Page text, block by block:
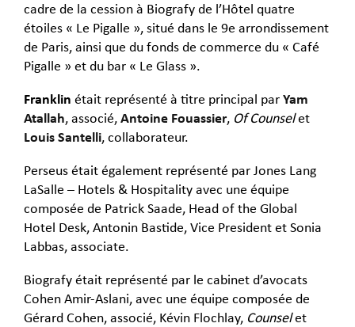
cadre de la cession à Biografy de l’Hôtel quatre
étoiles « Le Pigalle », situé dans le 9e arrondissement
de Paris, ainsi que du fonds de commerce du « Café
Pigalle » et du bar « Le Glass ».
Franklin était représenté à titre principal par Yam
Atallah, associé, Antoine Fouassier, Of Counselet
Louis Santelli, collaborateur.
Perseus était également représenté par Jones Lang
LaSalle – Hotels & Hospitality avec une équipe
composée de Patrick Saade, Head of the Global
Hotel Desk, Antonin Bastide, Vice President et Sonia
Labbas, associate.
Biografy était représenté par le cabinet d’avocats
Cohen Amir-Aslani, avec une équipe composée de
Gérard Cohen, associé, Kévin Flochlay, Counselet